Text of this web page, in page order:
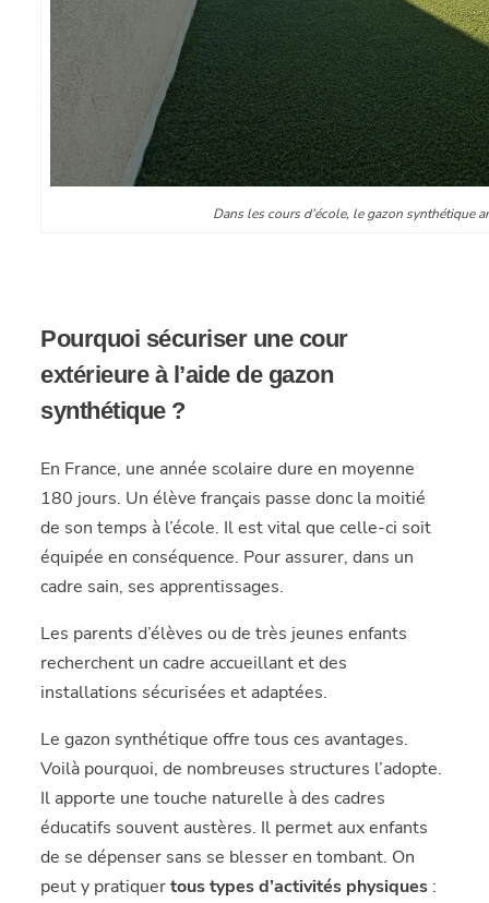
Dans les cours d’école, le gazon synthétique
Pourquoi sécuriser une cour
extérieure à l’aide de gazon
synthétique ?
En France, une année scolaire dure en moyenne
180 jours. Un élève français passe donc la moitié
de son temps à l’école. Il est vital que celle-ci soit
équipée en conséquence. Pour assurer, dans un
cadre sain, ses apprentissages.
Les parents d’élèves ou de très jeunes enfants
recherchent un cadre accueillant et des
installations sécurisées et adaptées.
Le gazon synthétique offre tous ces avantages.
Voilà pourquoi, de nombreuses structures l’adopte.
Il apporte une touche naturelle à des cadres
éducatifs souvent austères. Il permet aux enfants
de se dépenser sans se blesser en tombant. On
peut y pratiquertous types d’activités physiques :